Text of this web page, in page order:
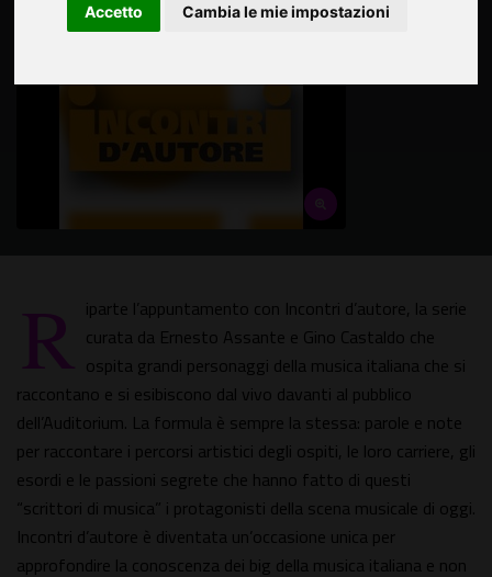
Accetto Cambia le mie impostazioni
R iparte l’appuntamento con Incontri d’autore, la serie
curata da Ernesto Assante e Gino Castaldo che
ospita grandi personaggi della musica italiana che si
raccontano e si esibiscono dal vivo davanti al pubblico
dell’Auditorium. La formula è sempre la stessa: parole e note
per raccontare i percorsi artistici degli ospiti, le loro carriere, gli
esordi e le passioni segrete che hanno fatto di questi
“scrittori di musica” i protagonisti della scena musicale di oggi.
Incontri d’autore è diventata un’occasione unica per
approfondire la conoscenza dei big della musica italiana e non